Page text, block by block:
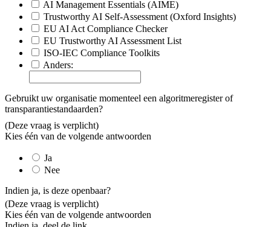
AI Management Essentials (AIME)
Trustworthy AI Self-Assessment (Oxford Insights)
EU AI Act Compliance Checker
EU Trustworthy AI Assessment List
ISO-IEC Compliance Toolkits
Anders:
Gebruikt uw organisatie momenteel een algoritmeregister of
transparantiestandaarden?
(Deze vraag is verplicht)
Kies één van de volgende antwoorden
Ja
Nee
Indien ja, is deze openbaar?
(Deze vraag is verplicht)
Kies één van de volgende antwoorden